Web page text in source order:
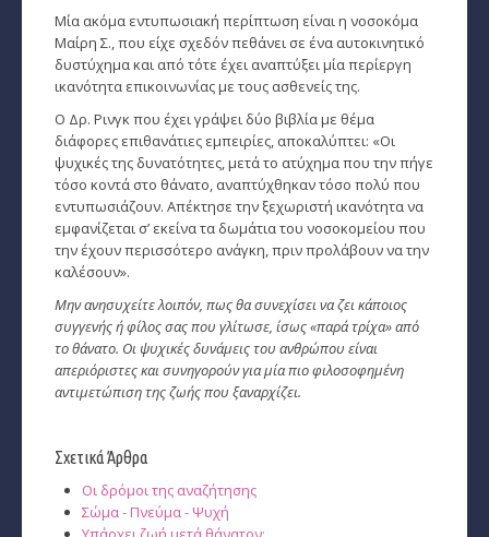
Μία ακόμα εντυπωσιακή περίπτωση είναι η νοσοκόμα
Μαίρη Σ., που είχε σχεδόν πεθάνει σε ένα αυτοκινητικό
δυστύχημα και από τότε έχει αναπτύξει μία περίεργη
ικανότητα επικοινωνίας με τους ασθενείς της.
Ο Δρ. Ρινγκ που έχει γράψει δύο βιβλία με θέμα
διάφορες επιθανάτιες εμπειρίες, αποκαλύπτει: «Οι
ψυχικές της δυνατότητες, μετά το ατύχημα που την πήγε
τόσο κοντά στο θάνατο, αναπτύχθηκαν τόσο πολύ που
εντυπωσιάζουν. Απέκτησε την ξεχωριστή ικανότητα να
εμφανίζεται σ’ εκείνα τα δωμάτια του νοσοκομείου που
την έχουν περισσότερο ανάγκη, πριν προλάβουν να την
καλέσουν».
Μην ανησυχείτε λοιπόν, πως θα συνεχίσει να ζει κάποιος
συγγενής ή φίλος σας που γλίτωσε, ίσως «παρά τρίχα» από
το θάνατο. Οι ψυχικές δυνάμεις του ανθρώπου είναι
απεριόριστες και συνηγορούν για μία πιο φιλοσοφημένη
αντιμετώπιση της ζωής που ξαναρχίζει.
Σχετικά Άρθρα
Οι δρόμοι της αναζήτησης
Σώμα - Πνεύμα - Ψυχή